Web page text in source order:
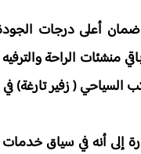
أعلى درجات الجودة
السياحي ( زفير
إلى أنه في سياق